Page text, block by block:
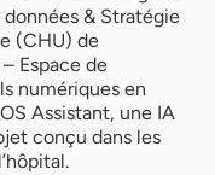
& Stratégie
(CHU) de
– Espace de
numériques en
Assistant, une IA
conçu dans les